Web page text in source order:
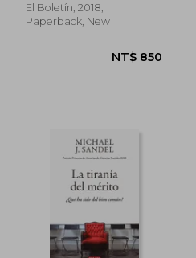
El Boletín, 2018,
Paperback, New